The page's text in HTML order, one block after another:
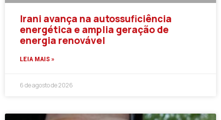
Irani avança na autossuficiência
energética e amplia geração de
energia renovável
LEIA MAIS »
6 de agosto de 2026